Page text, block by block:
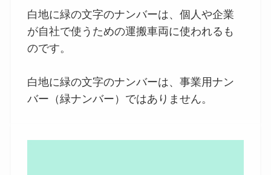
白地に緑の文字のナンバーは、個人や企業
が自社で使うための運搬車両に使われるも
のです。
白地に緑の文字のナンバーは、事業用ナン
バー（緑ナンバー）ではありません。